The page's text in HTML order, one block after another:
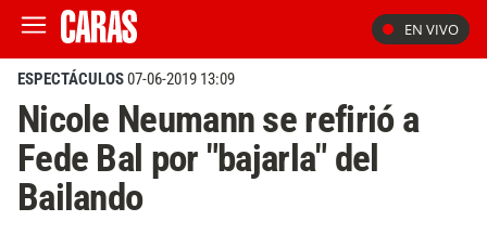
EN VIVO
ESPECTÁCULOS07-06-2019 13:09
Nicole Neumann se refirió a
Fede Bal por "bajarla" del
Bailando